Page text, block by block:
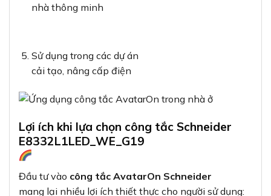
nhà thông minh
Sử dụng trong các dự án
cải tạo, nâng cấp điện
Lợi ích khi lựa chọn công tắc Schneider
E8332L1LED_WE_G19
Đầu tư vào công tắc AvatarOn Schneider
mang lại nhiều lợi ích thiết thực cho người sử dụng: